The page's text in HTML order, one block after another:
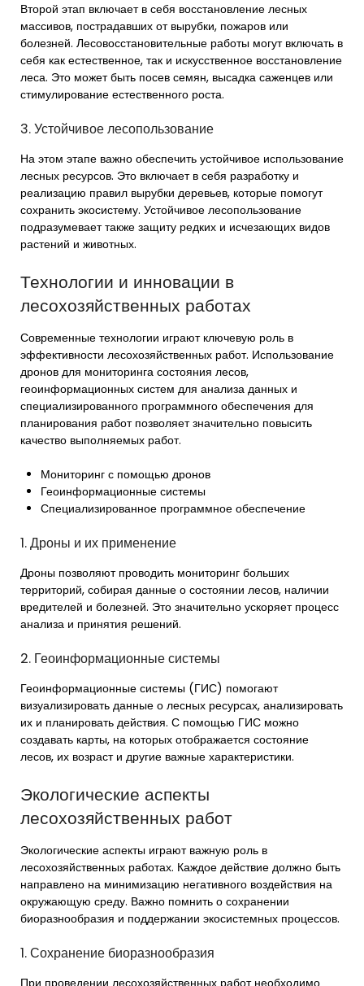
Второй этап включает в себя восстановление лесных
массивов, пострадавших от вырубки, пожаров или
болезней. Лесовосстановительные работы могут включать в
себя как естественное, так и искусственное восстановление
леса. Это может быть посев семян, высадка саженцев или
стимулирование естественного роста.
3. Устойчивое лесопользование
На этом этапе важно обеспечить устойчивое использование
лесных ресурсов. Это включает в себя разработку и
реализацию правил вырубки деревьев, которые помогут
сохранить экосистему. Устойчивое лесопользование
подразумевает также защиту редких и исчезающих видов
растений и животных.
Технологии и инновации в
лесохозяйственных работах
Современные технологии играют ключевую роль в
эффективности лесохозяйственных работ. Использование
дронов для мониторинга состояния лесов,
геоинформационных систем для анализа данных и
специализированного программного обеспечения для
планирования работ позволяет значительно повысить
качество выполняемых работ.
Мониторинг с помощью дронов
Геоинформационные системы
Специализированное программное обеспечение
1. Дроны и их применение
Дроны позволяют проводить мониторинг больших
территорий, собирая данные о состоянии лесов, наличии
вредителей и болезней. Это значительно ускоряет процесс
анализа и принятия решений.
2. Геоинформационные системы
Геоинформационные системы (ГИС) помогают
визуализировать данные о лесных ресурсах, анализировать
их и планировать действия. С помощью ГИС можно
создавать карты, на которых отображается состояние
лесов, их возраст и другие важные характеристики.
Экологические аспекты
лесохозяйственных работ
Экологические аспекты играют важную роль в
лесохозяйственных работах. Каждое действие должно быть
направлено на минимизацию негативного воздействия на
окружающую среду. Важно помнить о сохранении
биоразнообразия и поддержании экосистемных процессов.
1. Сохранение биоразнообразия
При проведении лесохозяйственных работ необходимо